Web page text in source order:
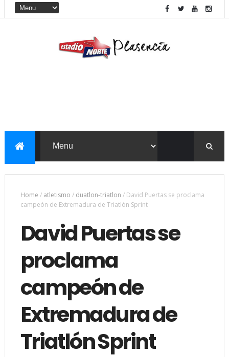
Home / atletismo / duatlon-triatlon / David Puertas se proclama
campeón de Extremadura de Triatlón Sprint
David Puertas se
proclama
campeón de
Extremadura de
Triatlón Sprint